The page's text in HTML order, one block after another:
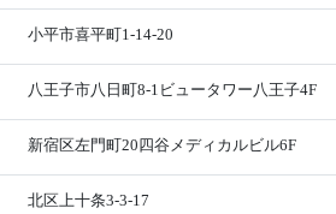
小平市喜平町1-14-20
八王子市八日町8-1ビュータワー八王子4F
新宿区左門町20四谷メディカルビル6F
北区上十条3-3-17